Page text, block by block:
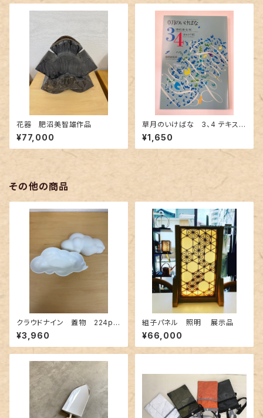
花器 肥沼美智雄作品
¥77,000
草月のいけばな 3、4 テキスト
ブック
¥1,650
その他の商品
クラウドナイン 蓋物 224po
celain
¥3,960
組子パネル 照明 展示品
¥66,000